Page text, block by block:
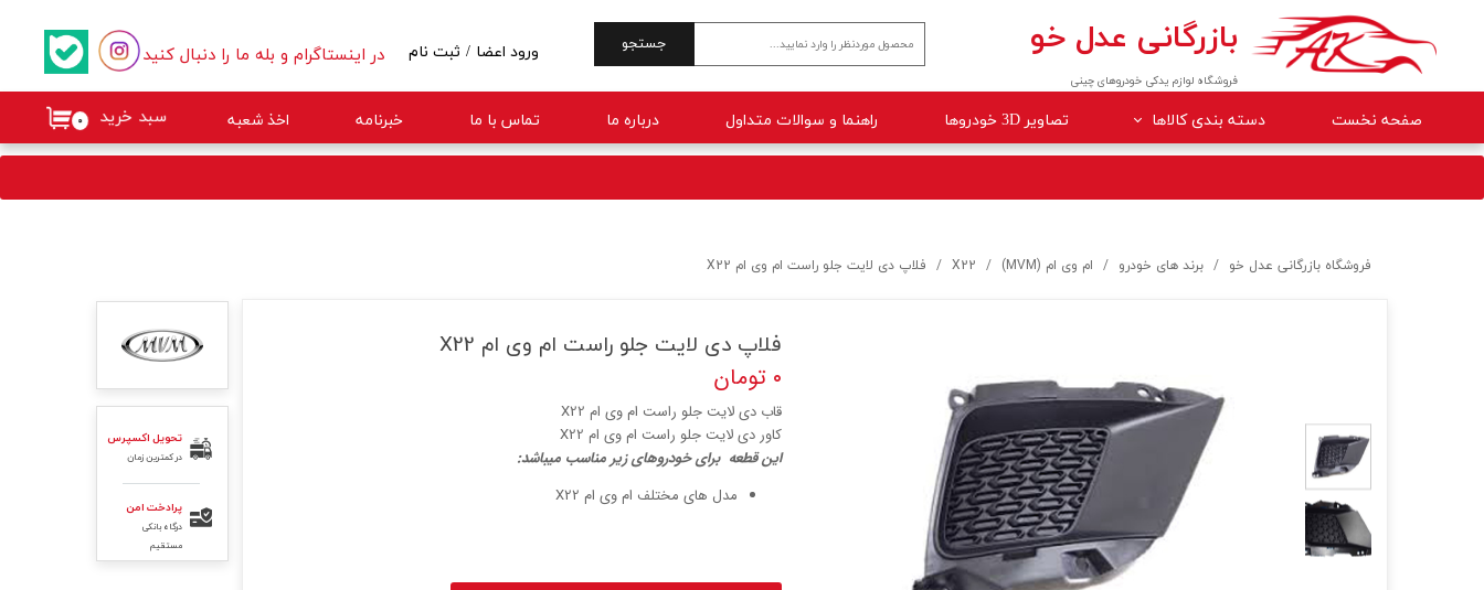
فروشگاه لوازم یدکی خودروهای چینی
بازرگانی عدل خو جستجو
صفحه نخست دسته بندی کالاها
جلوبندی
گیربکس
لوازم مصرفی خودرو
قالپاق، رینگ و لاستیک
اکسسوری, لوازم جانبی ,تزِیینات
تصاویر 3D خودروها راهنما و سوالات متداول درباره ما تماس با ما خبرنامه اخذ شعبه ۰ سبد خرید
در اینستاگرام و بله ما را دنبال کنید ورود اعضا / ثبت نام
تغییر گذر واژه
فروشگاه بازرگانی عدل خو برند های خودرو ام وی ام (MVM) X22 فلاپ دی لایت جلو راست ام وی ام X22
فلاپ دی لایت جلو راست ام وی ام X22
۰ تومان
قاب دی لایت جلو راست ام وی ام X22
کاور دی لایت جلو راست ام وی ام X22
این قطعه برای خودروهای زیر مناسب میباشد:
مدل های مختلف ام وی ام X22
تحویل اکسپرس
در کمترین زمان
پرادخت امن
درگاه بانکی
مستقیم